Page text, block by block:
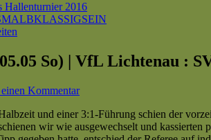
Hallenturnier 2016
So) | VfL Lichtenau :
Kommentarzu
28
(22.05.05 So)
und einer 3:1-Führung schien der
wir wie ausgewechselt und